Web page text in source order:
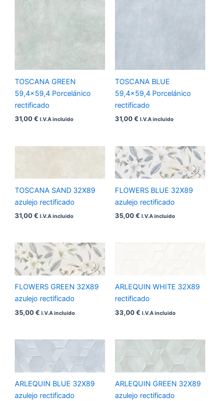
TOSCANA GREEN
59,4×59,4 Porcelánico
rectificado
31,00€ I.V.A incluido
TOSCANA BLUE
59,4×59,4 Porcelánico
rectificado
31,00€ I.V.A incluido
TOSCANA SAND 32X89
azulejo rectificado
31,00€ I.V.A incluido
FLOWERS BLUE 32X89
azulejo rectificado
35,00€ I.V.A incluido
FLOWERS GREEN 32X89
azulejo rectificado
35,00€ I.V.A incluido
ARLEQUIN WHITE 32X89
rectificado
33,00€ I.V.A incluido
ARLEQUIN BLUE 32X89
azulejo rectificado
ARLEQUIN GREEN 32X89
azulejo rectificado